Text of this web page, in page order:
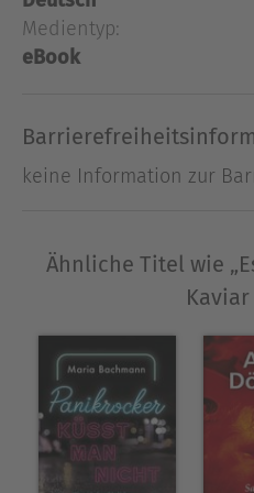
Filmmusiken feierten
Titelmelodie aus der TV-
Medientyp:
eBook
keine Information zur
Ähnliche Titel wie
Kaviar